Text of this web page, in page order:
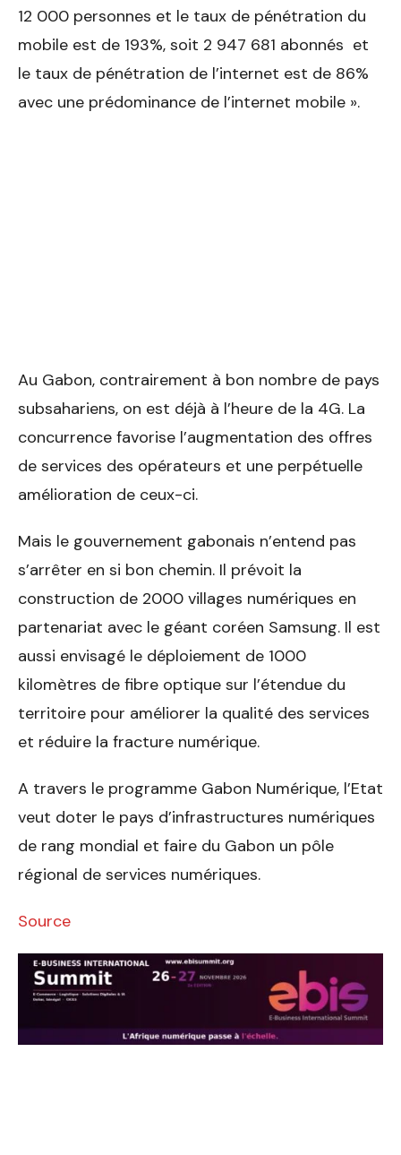
12 000 personnes et le taux de pénétration du
mobile est de 193%, soit 2 947 681 abonnés et
le taux de pénétration de l’internet est de 86%
avec une prédominance de l’internet mobile ».
Au Gabon, contrairement à bon nombre de pays
subsahariens, on est déjà à l’heure de la 4G. La
concurrence favorise l’augmentation des offres
de services des opérateurs et une perpétuelle
amélioration de ceux-ci.
Mais le gouvernement gabonais n’entend pas
s’arrêter en si bon chemin. Il prévoit la
construction de 2000 villages numériques en
partenariat avec le géant coréen Samsung. Il est
aussi envisagé le déploiement de 1000
kilomètres de fibre optique sur l’étendue du
territoire pour améliorer la qualité des services
et réduire la fracture numérique.
A travers le programme Gabon Numérique, l’Etat
veut doter le pays d’infrastructures numériques
de rang mondial et faire du Gabon un pôle
régional de services numériques.
Source